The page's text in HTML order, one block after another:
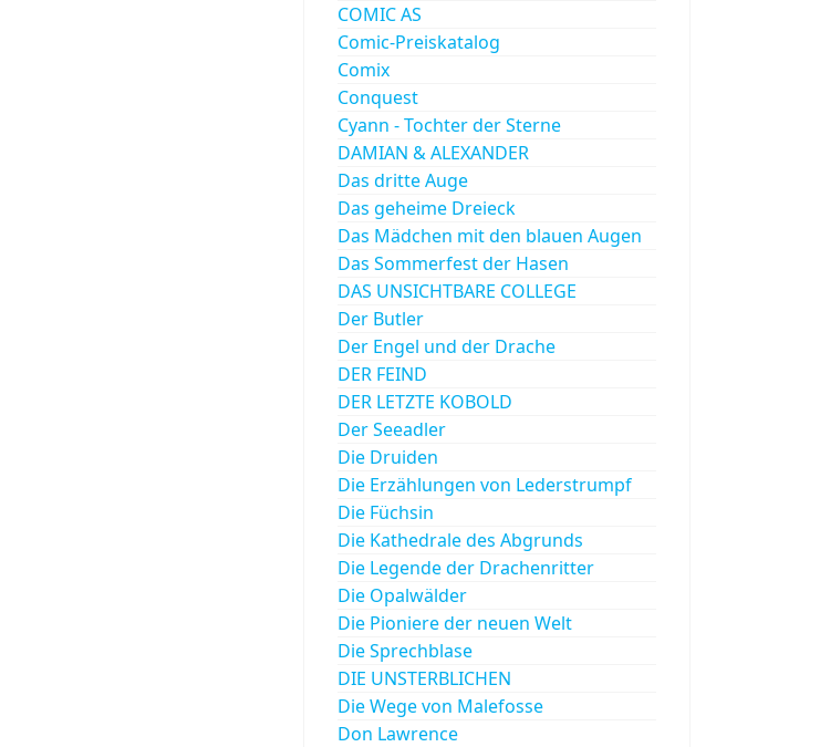
COMIC AS
Comic-Preiskatalog
Comix
Conquest
Cyann - Tochter der Sterne
DAMIAN & ALEXANDER
Das dritte Auge
Das geheime Dreieck
Das Mädchen mit den blauen Augen
Das Sommerfest der Hasen
DAS UNSICHTBARE COLLEGE
Der Butler
Der Engel und der Drache
DER FEIND
DER LETZTE KOBOLD
Der Seeadler
Die Druiden
Die Erzählungen von Lederstrumpf
Die Füchsin
Die Kathedrale des Abgrunds
Die Legende der Drachenritter
Die Opalwälder
Die Pioniere der neuen Welt
Die Sprechblase
DIE UNSTERBLICHEN
Die Wege von Malefosse
Don Lawrence